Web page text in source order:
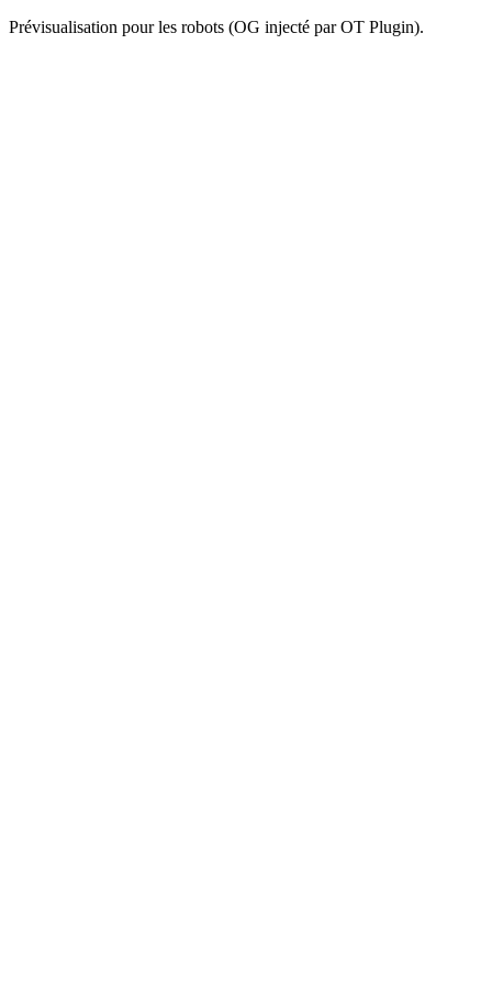
Prévisualisation pour les robots (OG injecté par OT Plugin).